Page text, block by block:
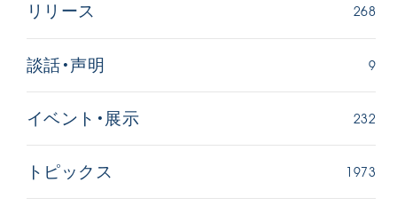
「三つの花ことば」 関西吹奏楽団
2026.07.31
文化
「ペン
リリース 268
談話・声明 9
イベント・展示 232
トピックス 1973